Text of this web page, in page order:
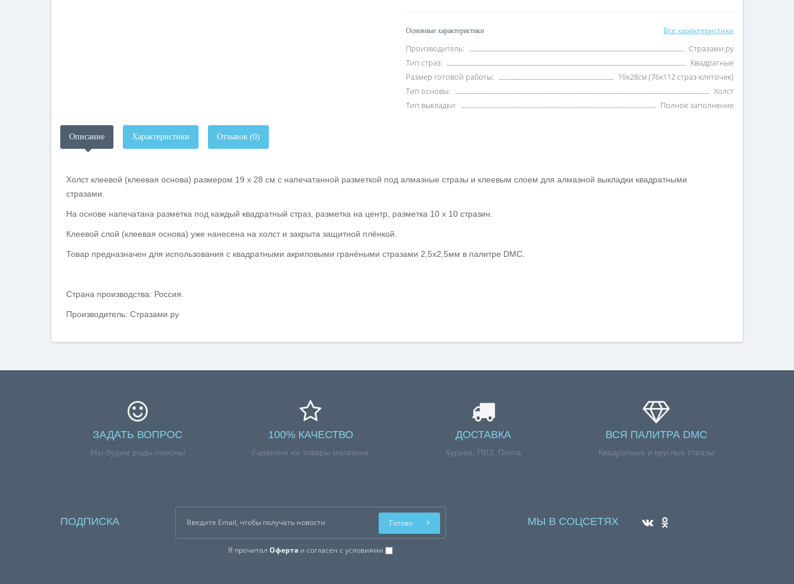
Основные характеристики Все характеристики
Производитель:
Стразами.ру
Тип страз:
Квадратные
Размер готовой работы:
19х28см (76х112 страз-клеточек)
Тип основы:
Холст
Тип выкладки:
Полное заполнение
Описание Характеристики Отзывов (0)
Холст клеевой (клеевая основа) размером 19 х 28 см с напечатанной разметкой под алмазные стразы и клеевым слоем для алмазной выкладки квадратными
стразами.
На основе напечатана разметка под каждый квадратный страз, разметка на центр, разметка 10 х 10 стразин.
Клеевой слой (клеевая основа) уже нанесена на холст и закрыта защитной плёнкой.
Товар предназначен для использования с квадратными акриловыми гранёными стразами 2,5х2,5мм в палитре DMC.
Страна производства: Россия.
Производитель: Стразами.ру
ЗАДАТЬ ВОПРОС
Мы будем рады помочь!
100% КАЧЕСТВО
Гарантия на товары магазина
ДОСТАВКА
Курьер, ПВЗ, Почта
ВСЯ ПАЛИТРА DMC
Квадратные и круглые стразы
ПОДПИСКА
Я прочиталОферта и согласен с условиями
Готово МЫ В СОЦСЕТЯХ